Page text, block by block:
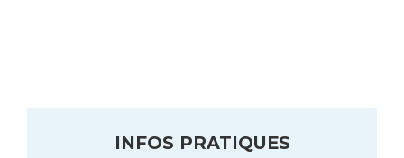
INFOS PRATIQUES